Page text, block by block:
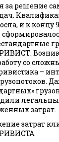
за решение
и к концу
со
–
затрат.
затрат